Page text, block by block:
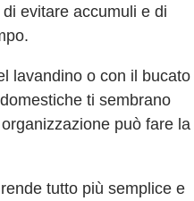
evitare accumuli e di
lavandino o con il bucato
ti sembrano
può fare la
tutto più semplice e